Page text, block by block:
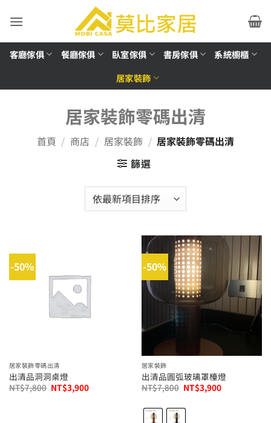
客廳傢俱 餐廳傢俱 臥室傢俱 書房傢俱
系統櫥櫃
居家裝飾
居家裝飾零碼出清
首頁 / 商店 / 居家裝飾 / 居家裝飾零碼出清
篩選
-50%
居家裝飾零碼出清
出清品洞洞桌燈
NT$7,800 原
始
NT$3,900目
-50%
居家裝飾
出清品圓弧玻璃罩檯燈
NT$7,800 原
始
格：
NT$3,900目